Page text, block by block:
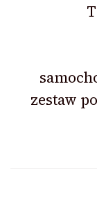
zestaw